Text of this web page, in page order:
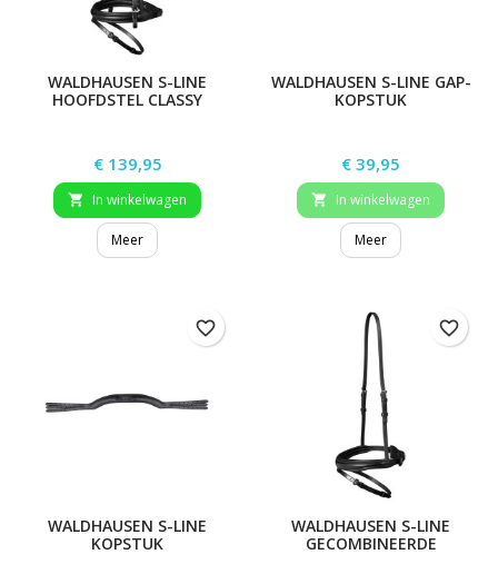
WALDHAUSEN S-LINE
HOOFDSTEL CLASSY
Prijs
€ 139,95
 In winkelwagen
Meer
WALDHAUSEN S-LINE GAP-
KOPSTUK
Prijs
€ 39,95
 In winkelwagen
Meer
WALDHAUSEN S-LINE
KOPSTUK
favorite_border
WALDHAUSEN S-LINE
GECOMBINEERDE
favorite_border